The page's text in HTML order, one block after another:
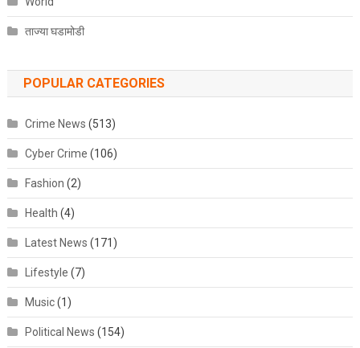
ताज्या घडामोडी
POPULAR CATEGORIES
Crime News (513)
Cyber Crime (106)
Fashion (2)
Health (4)
Latest News (171)
Lifestyle (7)
Music(1)
Political News (154)